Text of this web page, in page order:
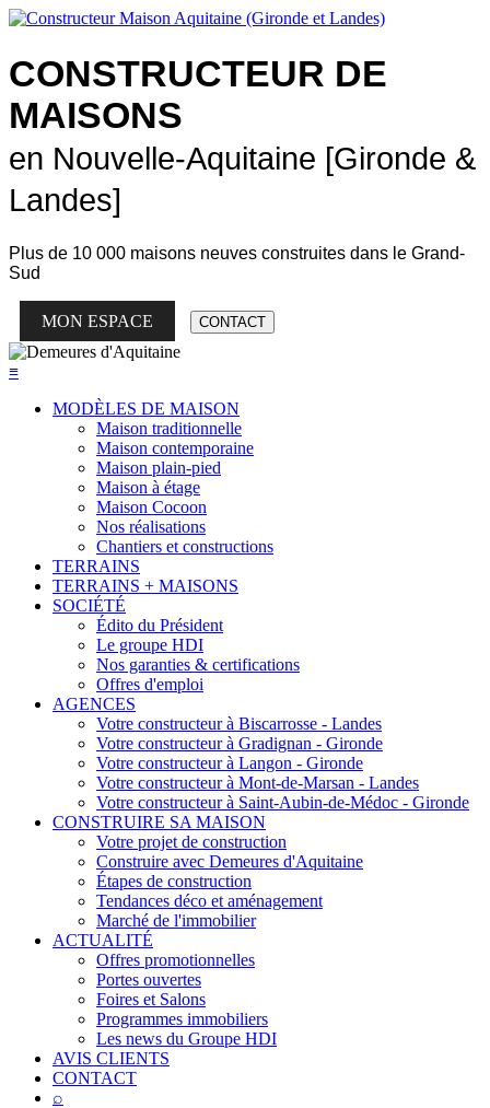
CONSTRUCTEUR DE
MAISONS
en Nouvelle-Aquitaine [Gironde &
Landes]
Plus de 10 000 maisons neuves construites dans le Grand-
Sud
MON ESPACE CONTACT
≡
MODÈLES DE MAISON
Maison traditionnelle
Maison contemporaine
Maison plain-pied
Maison à étage
Maison Cocoon
Nos réalisations
Chantiers et constructions
TERRAINS
TERRAINS + MAISONS
SOCIÉTÉ
Édito du Président
Le groupe HDI
Nos garanties & certifications
Offres d'emploi
AGENCES
Votre constructeur à Biscarrosse - Landes
Votre constructeur à Gradignan - Gironde
Votre constructeur à Langon - Gironde
Votre constructeur à Mont-de-Marsan - Landes
Votre constructeur à Saint-Aubin-de-Médoc - Gironde
CONSTRUIRE SA MAISON
Votre projet de construction
Construire avec Demeures d'Aquitaine
Étapes de construction
Tendances déco et aménagement
Marché de l'immobilier
ACTUALITÉ
Offres promotionnelles
Portes ouvertes
Foires et Salons
Programmes immobiliers
Les news du Groupe HDI
AVIS CLIENTS
CONTACT
⌕